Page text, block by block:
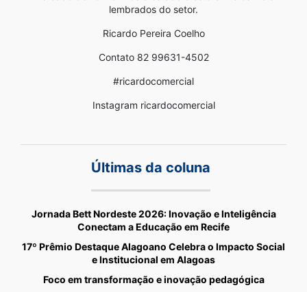
lembrados do setor.
Ricardo Pereira Coelho
Contato 82 99631-4502
#ricardocomercial
Instagram ricardocomercial
Últimas da coluna
Jornada Bett Nordeste 2026: Inovação e Inteligência
Conectam a Educação em Recife
17º Prêmio Destaque Alagoano Celebra o Impacto Social
e Institucional em Alagoas
Foco em transformação e inovação pedagógica